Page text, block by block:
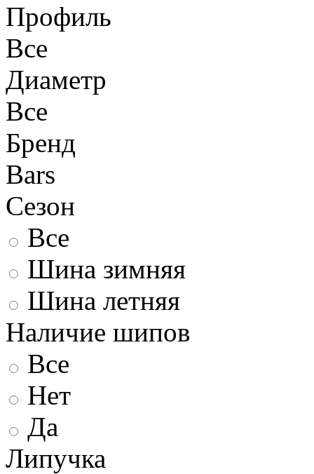
Профиль
Все
Диаметр
Все
Бренд
Bars
Сезон
Все
Шина зимняя
Шина летняя
Наличие шипов
Все
Нет
Да
Липучка